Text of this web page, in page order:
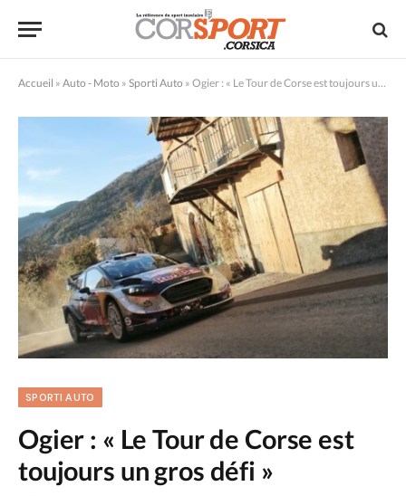
Accueil » Auto - Moto » Sporti Auto » Ogier : « Le Tour de Corse est toujours un gros défi »
SPORTI AUTO
Ogier : « Le Tour de Corse est
toujours un gros défi »